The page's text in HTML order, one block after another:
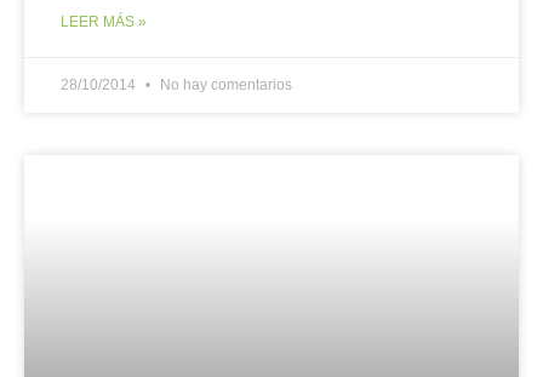
LEER MÁS »
28/10/2014 No hay comentarios